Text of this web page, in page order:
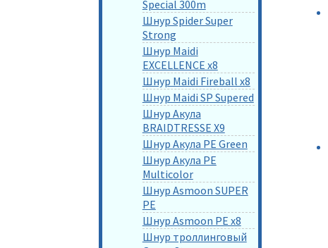
Special 300m
Шнур Spider Super
Strong
Шнур Maidi
EXCELLENCE x8
Шнур Maidi Fireball x8
Шнур Maidi SP Supered
Шнур Акула
BRAIDTRESSE X9
Шнур Акула PE Green
Шнур Акула PE
Multicolor
Шнур Asmoon SUPER
PE
Шнур Asmoon PE x8
Шнур троллинговый